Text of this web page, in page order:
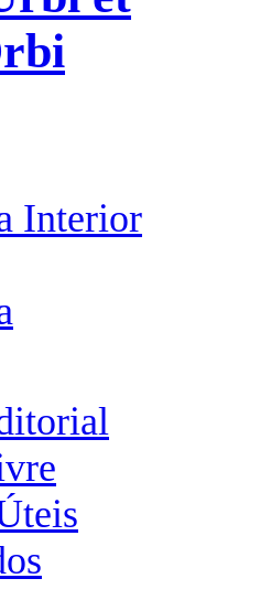
Interior